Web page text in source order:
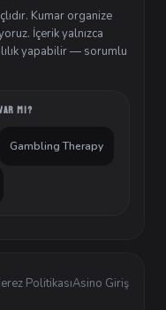
Kumar organize
İçerik yalnızca
yapabilir — sorumlu
MI?
Gambling Therapy
PolitikasıAsino Giriş